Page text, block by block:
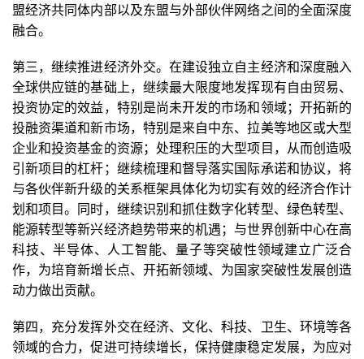
盟经济共同体内部以及东盟与外部伙伴网络之间的全面深度
融合。
第三，继续推进经济外交。在建设独立自主经济和深度融入
全球供应链的基础上，继续最大限度地发挥现有自由贸易、
投资协定的效益，特别是尚未开发的市场和领域；开拓新的
投融资渠道和新市场，特别是来自中东、拉美等地区或大型
企业和投资基金的资源；处理积压的大型项目，从而创造吸
引新项目的杠杆；继续梳理和督导落实国际承诺和协议，将
与各伙伴新升级的关系框架具体化为切实有效的经济合作计
划和项目。同时，继续识别和抓住数字化转型、绿色转型、
能源转型等新兴经济趋势带来的机遇；与世界创新中心在高
科技、半导体、人工智能、量子等突破性领域建立广泛合
作，为培育新增长点、开拓新领域、为国家突破性发展创造
动力做出贡献。
第四，充分发挥外交在经济、文化、科技、卫生、环境等各
领域的合力，促进可持续增长，保持健康稳定发展，为应对